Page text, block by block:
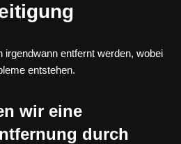
entfernt werden, wobei
entstehen.
wir eine
durch